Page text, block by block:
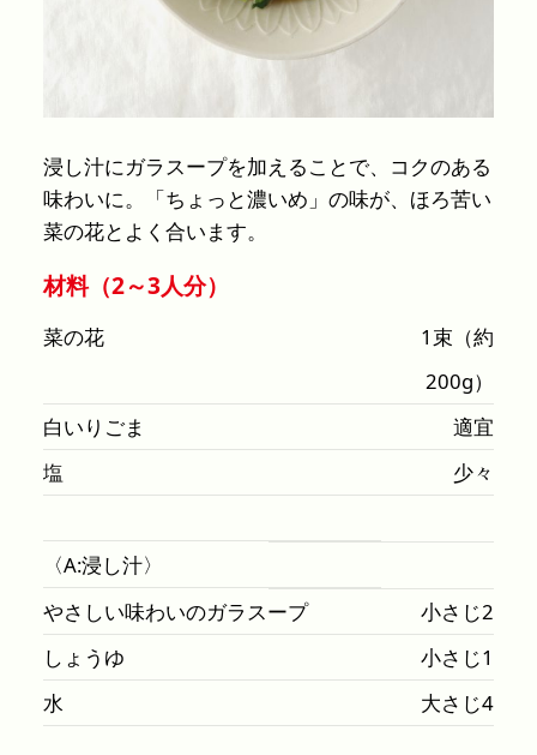
浸し汁にガラスープを加えることで、コクのある
味わいに。「ちょっと濃いめ」の味が、ほろ苦い
菜の花とよく合います。
材料（2～3人分）
菜の花
1束（約
200g）
白いりごま
適宜
塩
少々
〈A:浸し汁〉
やさしい味わいのガラスープ
小さじ2
しょうゆ
小さじ1
水
大さじ4